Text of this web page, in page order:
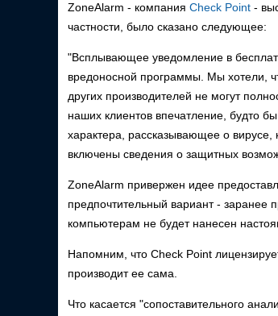
ZoneAlarm - компания Check Point -
частности, было сказано следующее:
"Всплывающее уведомление в
вредоносной программы. Мы хотели,
других производителей не могут
наших клиентов впечатление, будто
характера, рассказывающее о вирусе,
включены сведения о защитных
ZoneAlarm привержен идее
предпочтительный вариант - заранее
компьютерам не будет нанесен
Напомним, что Check Point
производит ее сама.
Что касается "сопоставительного